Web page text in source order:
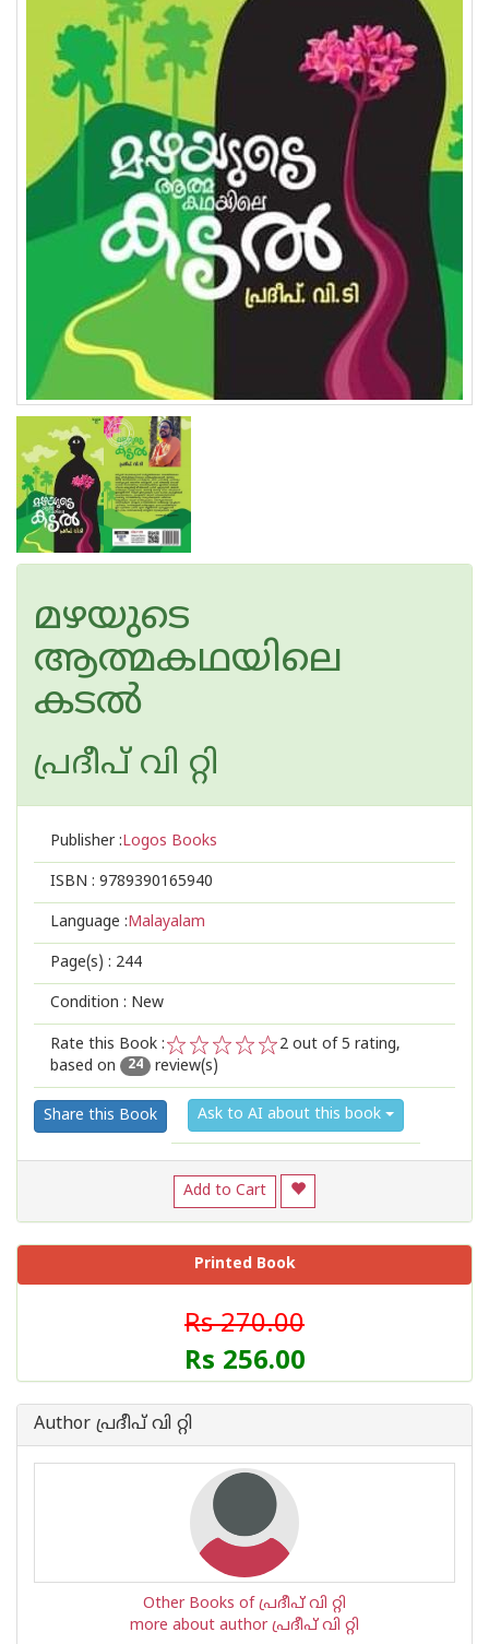
മഴയുടെ
ആത്മകഥയിലെ
കടൽ
പ്രദീപ് വി റ്റി
Publisher :Logos Books
ISBN : 9789390165940
Language :Malayalam
Page(s) : 244
Condition : New
Rate this Book :
3
2
1
2 out of 5 rating,
based on
24 review(s)
Share this Book Ask to AI about this book
Add to Cart
Printed Book
Rs 270.00
Rs 256.00
Author പ്രദീപ് വി റ്റി
Other Books of പ്രദീപ് വി റ്റി
more about author പ്രദീപ് വി റ്റി